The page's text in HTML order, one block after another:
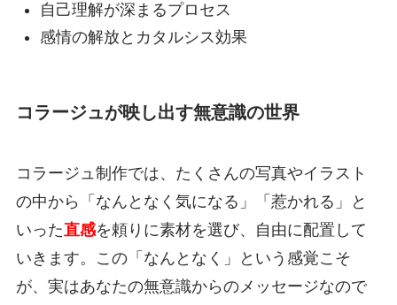
自己理解が深まるプロセス
感情の解放とカタルシス効果
コラージュが映し出す無意識の世界
コラージュ制作では、たくさんの写真やイラスト
の中から「なんとなく気になる」「惹かれる」と
いった直感を頼りに素材を選び、自由に配置して
いきます。この「なんとなく」という感覚こそ
が、実はあなたの無意識からのメッセージなので